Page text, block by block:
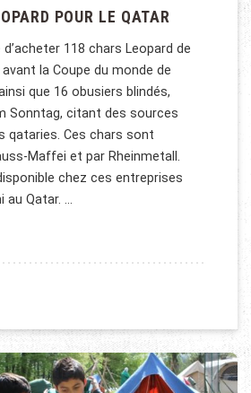
POUR LE QATAR
d’acheter 118 chars Leopard de
avant la Coupe du monde de
que 16 obusiers blindés,
Sonntag, citant des sources
qataries. Ces chars sont
Maffei et par Rheinmetall.
chez ces entreprises
au Qatar. …
LEOPARD POUR LE QATAR